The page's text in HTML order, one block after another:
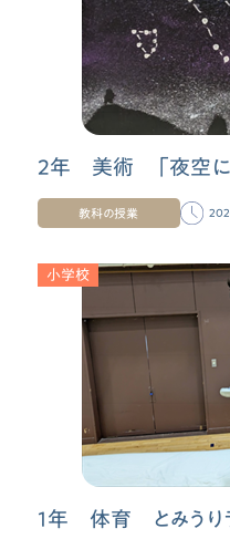
2年 美術 「夜空に
教科の授業
小学校
1年 体育 とみうり